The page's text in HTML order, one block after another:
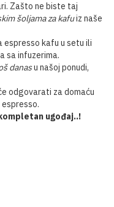
Zašto ne biste taj
šoljama za kafuiz naše
espresso kafu u setu ili
sa infuzerima.
danasu našoj ponudi,
odgovarati za domaću
ugođaj..!